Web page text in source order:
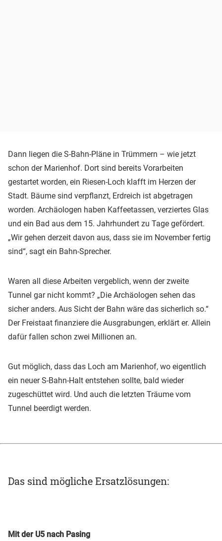
Dann liegen die S-Bahn-Pläne in Trümmern – wie jetzt
schon der Marienhof. Dort sind bereits Vorarbeiten
gestartet worden, ein Riesen-Loch klafft im Herzen der
Stadt. Bäume sind verpflanzt, Erdreich ist abgetragen
worden. Archäologen haben Kaffeetassen, verziertes Glas
und ein Bad aus dem 15. Jahrhundert zu Tage gefördert.
„Wir gehen derzeit davon aus, dass sie im November fertig
sind“, sagt ein Bahn-Sprecher.
Waren all diese Arbeiten vergeblich, wenn der zweite
Tunnel gar nicht kommt? „Die Archäologen sehen das
sicher anders. Aus Sicht der Bahn wäre das sicherlich so.“
Der Freistaat finanziere die Ausgrabungen, erklärt er. Allein
dafür fallen schon zwei Millionen an.
Gut möglich, dass das Loch am Marienhof, wo eigentlich
ein neuer S-Bahn-Halt entstehen sollte, bald wieder
zugeschüttet wird. Und auch die letzten Träume vom
Tunnel beerdigt werden.
Das sind mögliche Ersatzlösungen:
Mit der U5 nach Pasing